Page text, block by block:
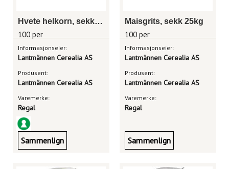
Hvete helkorn, sekk 25kg
100 per
Informasjonseier:
Lantmännen Cerealia AS
Produsent:
Lantmännen Cerealia AS
Varemerke:
Regal
Sammenlign
Maisgrits, sekk 25kg
100 per
Informasjonseier:
Lantmännen Cerealia AS
Produsent:
Lantmännen Cerealia AS
Varemerke:
Regal
Sammenlign